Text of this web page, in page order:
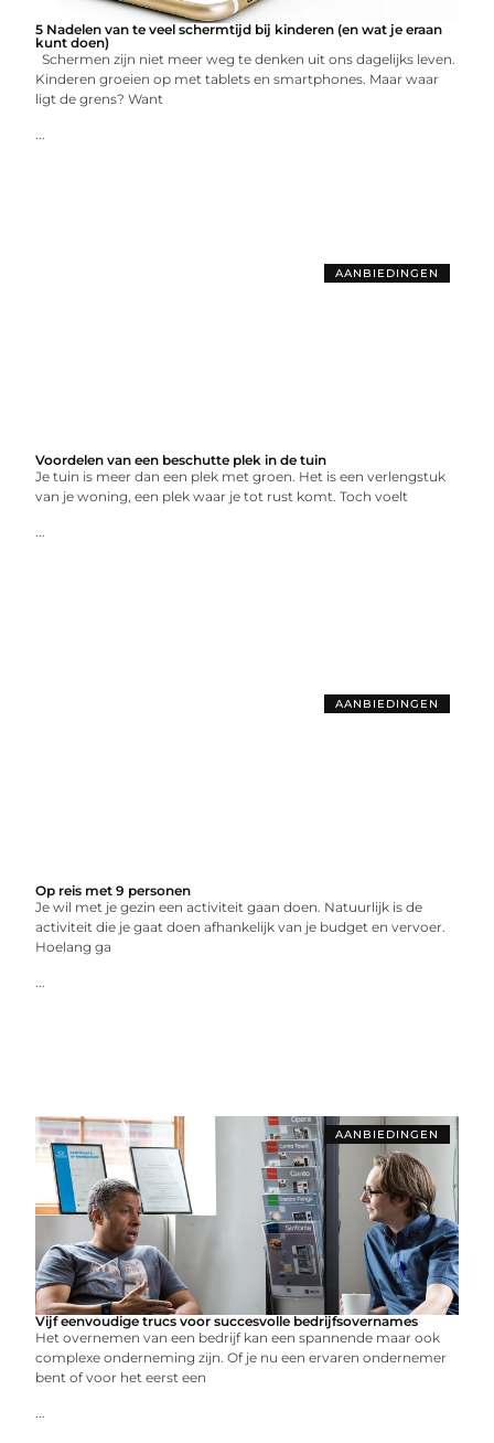
5 Nadelen van te veel schermtijd bij kinderen (en wat je eraan
kunt doen)
Schermen zijn niet meer weg te denken uit ons dagelijks leven.
Kinderen groeien op met tablets en smartphones. Maar waar
ligt de grens? Want
...
AANBIEDINGEN
Voordelen van een beschutte plek in de tuin
Je tuin is meer dan een plek met groen. Het is een verlengstuk
van je woning, een plek waar je tot rust komt. Toch voelt
...
AANBIEDINGEN
Op reis met 9 personen
Je wil met je gezin een activiteit gaan doen. Natuurlijk is de
activiteit die je gaat doen afhankelijk van je budget en vervoer.
Hoelang ga
...
AANBIEDINGEN
Vijf eenvoudige trucs voor succesvolle bedrijfsovernames
Het overnemen van een bedrijf kan een spannende maar ook
complexe onderneming zijn. Of je nu een ervaren ondernemer
bent of voor het eerst een
...